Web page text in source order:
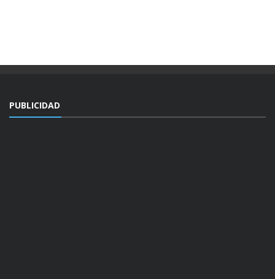
PUBLICIDAD